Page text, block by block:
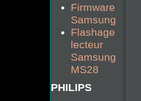
Firmware
Samsung
Flashage
lecteur
Samsung
MS28
PHILIPS